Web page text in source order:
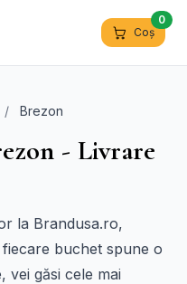
Coș
0
/ Brezon
- Livrare
la Brandusa.ro,
buchet spune o
vei găsi cele mai